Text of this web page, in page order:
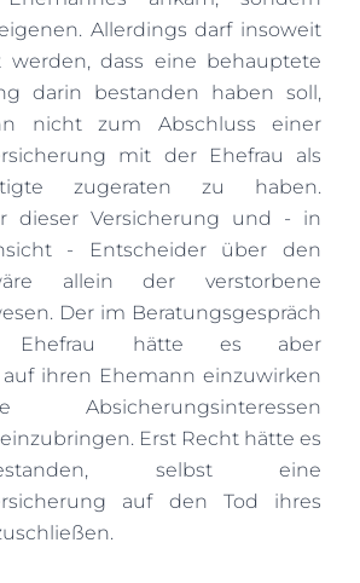
Allerdings darf insoweit
werden, dass eine behauptete
darin bestanden haben soll,
nicht zum Abschluss einer
mit der Ehefrau als
zugeraten zu haben.
dieser Versicherung und - in
- Entscheider über den
allein der verstorbene
Der im Beratungsgespräch
Ehefrau hätte es aber
ihren Ehemann einzuwirken
Erst Recht hätte es
selbst eine
auf den Tod ihres